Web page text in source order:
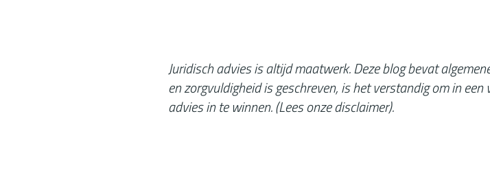
Juridisch advies is altijd maatwerk. Deze blog bevat
en zorgvuldigheid is geschreven, is het verstandig om in
advies in te winnen. (Lees onze disclaimer).